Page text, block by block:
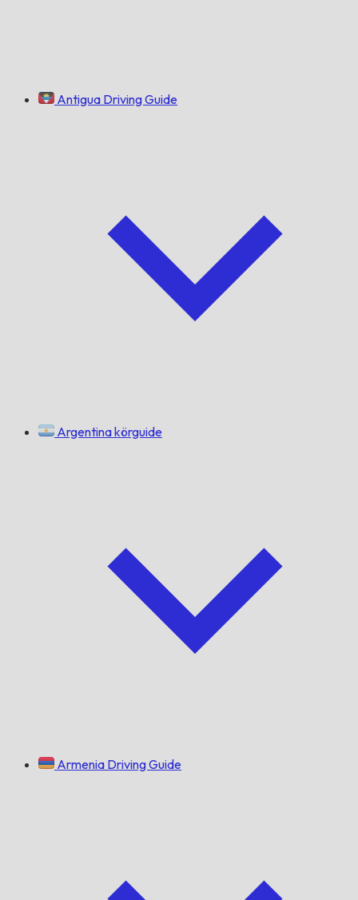
Antigua Driving Guide
Argentina körguide
Armenia Driving Guide